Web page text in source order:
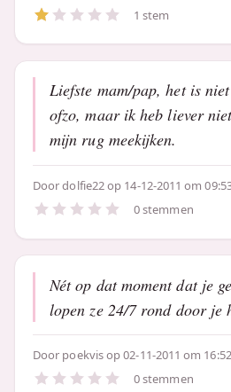
1 stem
Liefste mam/pap, het is
ofzo, maar ik heb liever
mijn rug meekijken.
Doordolfie22op 14-12-2011 om
0 stemmen
Nét op dat moment dat je
lopen ze 24/7 rond door je
Door poekvisop 02-11-2011 om 16:52
0 stemmen